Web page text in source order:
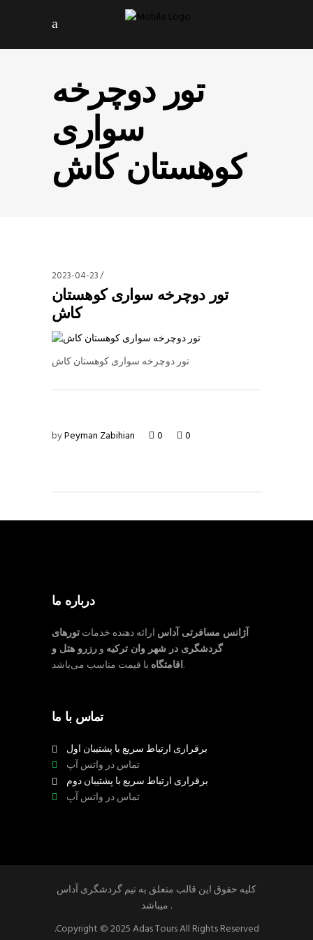
تور دوچرخه
سواری
کوهستان کاش
2023-04-23
تور دوچرخه سواری کوهستان
کاش
تور دوچرخه سواری کوهستان کاش
byPeyman Zabihian 0 0
درباره ما
آژانس مسافرتی آداس ارائه دهنده خدماتتورهای
گردشگری در شهر وان ترکیه ورزرو هتل و
اقامتگاهبا قیمت مناسب می‌باشد.
تماس با ما
برقراری ارتباط سریع با پشتیبان اول
تماس در واتس آپ
برقراری ارتباط سریع با پشتیبان دوم
تماس در واتس آپ
کلیه حقوق این قالب متعلق به تیم گردشگری آداس
میباشد .
.Copyright © 2025 Adas Tours All Rights Reserved